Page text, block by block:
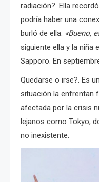
radiación?. Ella
podría haber una
burló de ella. «Bueno,
siguiente ella y la niña
Sapporo. En
Quedarse o irse?. Es
situación la enfrentan
afectada por la crisis
lejanos como Tokyo,
no inexistente.